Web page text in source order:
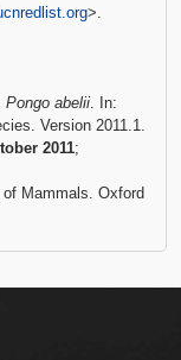
>.
Pongo abelii . In:
Version 2011.1.
2011;
Mammals. Oxford